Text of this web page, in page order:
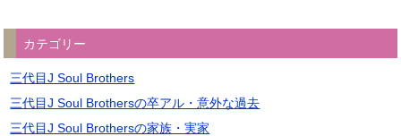
カテゴリー
三代目J Soul Brothers
三代目J Soul Brothersの卒アル・意外な過去
三代目J Soul Brothersの家族・実家